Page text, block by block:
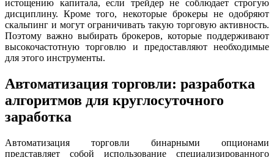
истощению капитала, если трейдер не соблюдает строгую
дисциплину. Кроме того, некоторые брокеры не одобряют
скальпинг и могут ограничивать такую торговую активность.
Поэтому важно выбирать брокеров, которые поддерживают
высокочастотную торговлю и предоставляют необходимые
для этого инструменты.
Автоматизация торговли: разработка
алгоритмов для круглосуточного
заработка
Автоматизация торговли бинарными опционами
представляет собой использование специализированного